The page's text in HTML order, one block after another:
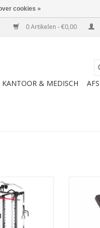
0 Artikelen - €0,00
KANTOOR & MEDISCH
Cage System
aan de
gym family.
biedt een
voor
u
voor
cookies »